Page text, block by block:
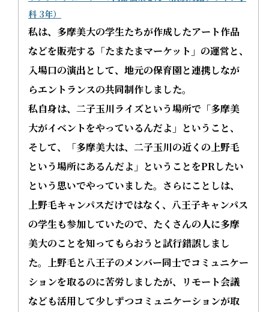
科 3年）
私は、多摩美大の学生たちが作成したアート作品
などを販売する「たまたまマーケット」の運営と、
入場口の演出として、地元の保育園と連携しなが
らエントランスの共同制作しました。
私自身は、二子玉川ライズという場所で「多摩美
大がイベントをやっているんだよ」ということ、
そして、「多摩美大は、二子玉川の近くの上野毛
という場所にあるんだよ」ということをPRしたい
という思いでやっていました。さらにことしは、
上野毛キャンパスだけではなく、八王子キャンパス
の学生も参加していたので、たくさんの人に多摩
美大のことを知ってもらおうと試行錯誤しまし
た。上野毛と八王子のメンバー同士でコミュニケー
ションを取るのに苦労しましたが、リモート会議
なども活用して少しずつコミュニケーションが取